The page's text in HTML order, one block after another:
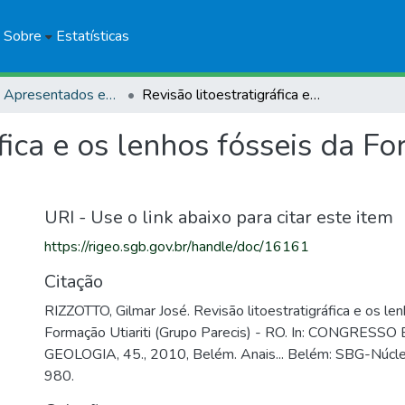
Sobre Estatísticas
Trabalhos Apresentados em Eventos Revisão litoestratigráfica e os lenhos fósseis da Formação Utiariti (Grupo Parecis) - RO
e os lenhos fósseis da
URI - Use o link abaixo para citar este item
https://rigeo.sgb.gov.br/handle/doc/16161
Citação
RIZZOTTO, Gilmar José. Revisão litoestratigráfica e os
Formação Utiariti (Grupo Parecis) - RO. In:
GEOLOGIA, 45., 2010, Belém. Anais... Belém: SBG-
980.